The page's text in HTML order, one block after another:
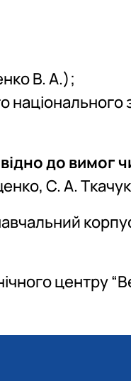
В. А.);
до вимог
С. А.
центру